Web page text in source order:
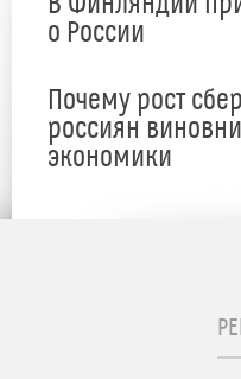
о России
Почему рост
россиян
экономики